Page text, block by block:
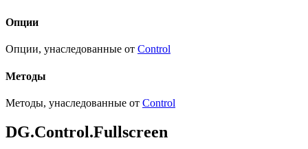
Опции
Опции, унаследованные от Control
Методы
Методы, унаследованные от Control
DG.Control.Fullscreen